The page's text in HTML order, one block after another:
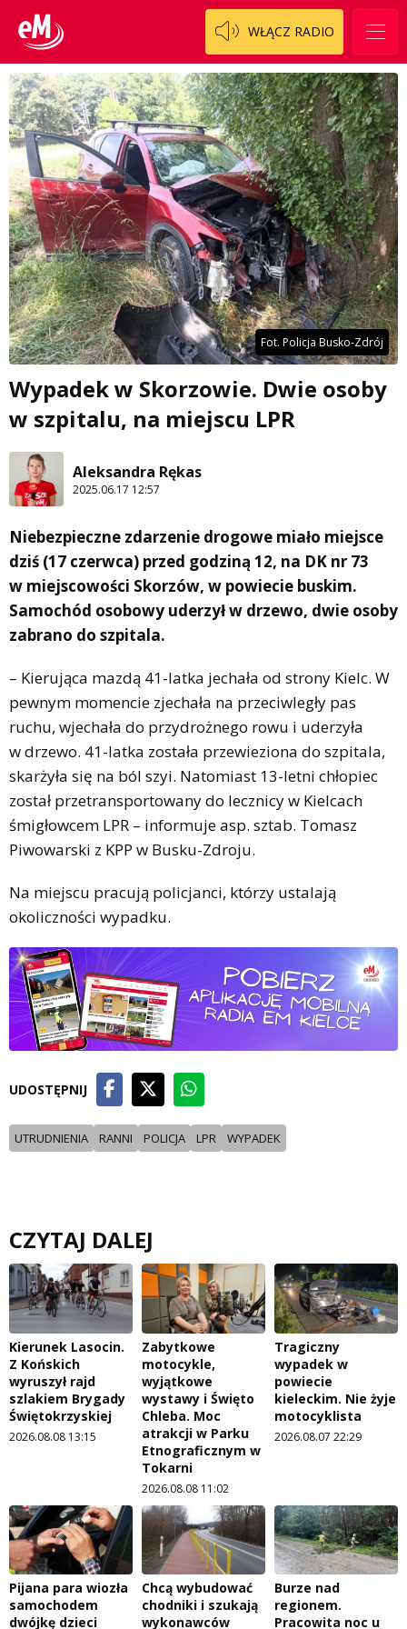
WŁĄCZ RADIO
Fot. Policja Busko-Zdrój
Wypadek w Skorzowie. Dwie osoby
w szpitalu, na miejscu LPR
Aleksandra Rękas
2025.06.17 12:57
Niebezpieczne zdarzenie drogowe miało miejsce
dziś (17 czerwca) przed godziną 12, na DK nr 73
w miejscowości Skorzów, w powiecie buskim.
Samochód osobowy uderzył w drzewo, dwie osoby
zabrano do szpitala.
– Kierująca mazdą 41-latka jechała od strony Kielc. W
pewnym momencie zjechała na przeciwległy pas
ruchu, wjechała do przydrożnego rowu i uderzyła
w drzewo. 41-latka została przewieziona do szpitala,
skarżyła się na ból szyi. Natomiast 13-letni chłopiec
został przetransportowany do lecznicy w Kielcach
śmigłowcem LPR – informuje asp. sztab. Tomasz
Piwowarski z KPP w Busku-Zdroju.
Na miejscu pracują policjanci, którzy ustalają
okoliczności wypadku.
UDOSTĘPNIJ
UTRUDNIENIA RANNI POLICJA LPR WYPADEK
CZYTAJ DALEJ
Kierunek Lasocin.
Z Końskich
wyruszył rajd
szlakiem Brygady
Świętokrzyskiej
2026.08.08 13:15
Zabytkowe
motocykle,
wyjątkowe
wystawy i Święto
Chleba. Moc
atrakcji w Parku
Etnograficznym w
Tokarni
2026.08.08 11:02
Tragiczny
wypadek w
powiecie
kieleckim. Nie żyje
motocyklista
2026.08.07 22:29
Pijana para wiozła
samochodem
dwójkę dzieci
Chcą wybudować
chodniki i szukają
wykonawców
Burze nad
regionem.
Pracowita noc u